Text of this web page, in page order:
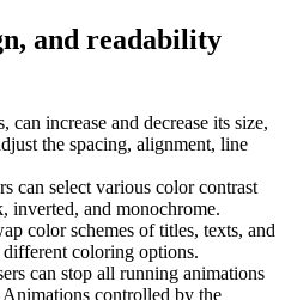
and readability
can increase and decrease its size,
the spacing, alignment, line
can select various color contrast
inverted, and monochrome.
color schemes of titles, texts, and
coloring options.
can stop all running animations
controlled by the